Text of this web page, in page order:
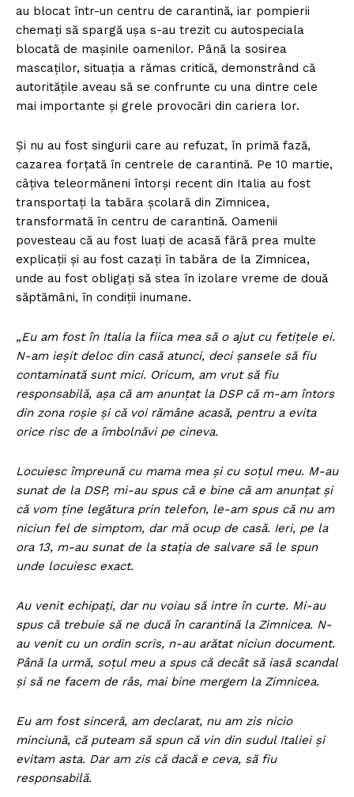
au blocat într-un centru de carantină, iar pompierii
chemați să spargă ușa s-au trezit cu autospeciala
blocată de mașinile oamenilor. Până la sosirea
mascaților, situația a rămas critică, demonstrând că
autoritățile aveau să se confrunte cu una dintre cele
mai importante și grele provocări din cariera lor.
Și nu au fost singurii care au refuzat, în primă fază,
cazarea forțată în centrele de carantină. Pe 10 martie,
câțiva teleormăneni întorși recent din Italia au fost
transportați la tabăra școlară din Zimnicea,
transformată în centru de carantină. Oamenii
povesteau că au fost luați de acasă fără prea multe
explicații și au fost cazați în tabăra de la Zimnicea,
unde au fost obligați să stea în izolare vreme de două
săptămâni, în condiții inumane.
„Eu am fost în Italia la fiica mea să o ajut cu fetițele ei.
N-am ieșit deloc din casă atunci, deci șansele să fiu
contaminată sunt mici. Oricum, am vrut să fiu
responsabilă, așa că am anunțat la DSP că m-am întors
din zona roșie și că voi rămâne acasă, pentru a evita
orice risc de a îmbolnăvi pe cineva.
Locuiesc împreună cu mama mea și cu soțul meu. M-au
sunat de la DSP, mi-au spus că e bine că am anunțat și
că vom ține legătura prin telefon, le-am spus că nu am
niciun fel de simptom, dar mă ocup de casă. Ieri, pe la
ora 13, m-au sunat de la stația de salvare să le spun
unde locuiesc exact.
Au venit echipați, dar nu voiau să intre în curte. Mi-au
spus că trebuie să ne ducă în carantină la Zimnicea. N-
au venit cu un ordin scris, n-au arătat niciun document.
Până la urmă, soțul meu a spus că decât să iasă scandal
și să ne facem de râs, mai bine mergem la Zimnicea.
Eu am fost sinceră, am declarat, nu am zis nicio
minciună, că puteam să spun că vin din sudul Italiei și
evitam asta. Dar am zis că dacă e ceva, să fiu
responsabilă.